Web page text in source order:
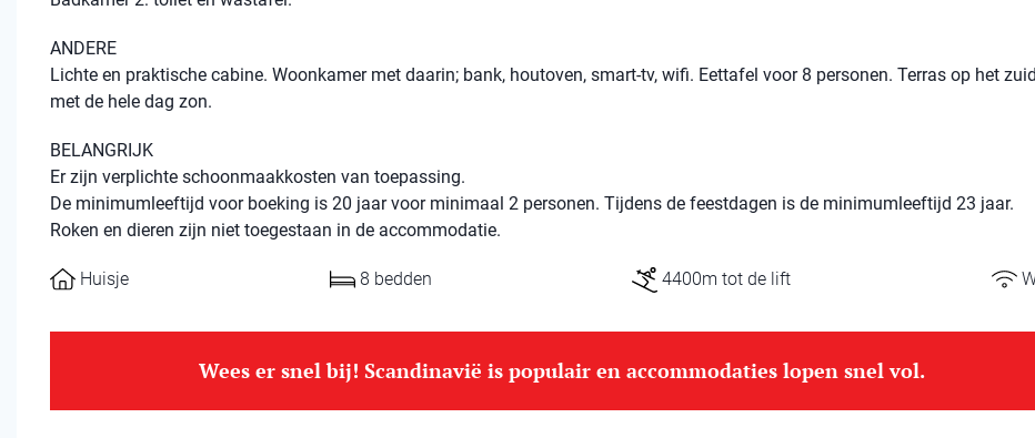
ANDERE
Lichte en praktische cabine. Woonkamer met daarin; bank, houtoven, smart-tv, wifi. Eettafel voor 8 personen. Terras op het
met de hele dag zon.
BELANGRIJK
Er zijn verplichte schoonmaakkosten van toepassing.
De minimumleeftijd voor boeking is 20 jaar voor minimaal 2 personen. Tijdens de feestdagen is de minimumleeftijd 23 jaar.
Roken en dieren zijn niet toegestaan ​​in de accommodatie.
Huisje 8 bedden 4400m tot de lift
Wees er snel bij! Scandinavië is populair en accommodaties lopen snel vol.